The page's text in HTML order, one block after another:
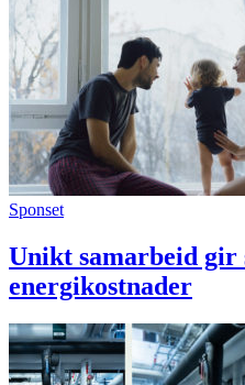
Sponset
Unikt samarbeid gir
energikostnader